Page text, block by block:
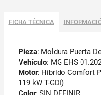
FICHA TÉCNICA
Pieza: Moldura Puerta
Vehículo: MG EHS
Motor: Híbrido Comfort
119 kW T-GDI)
Color: SIN DEFINIR